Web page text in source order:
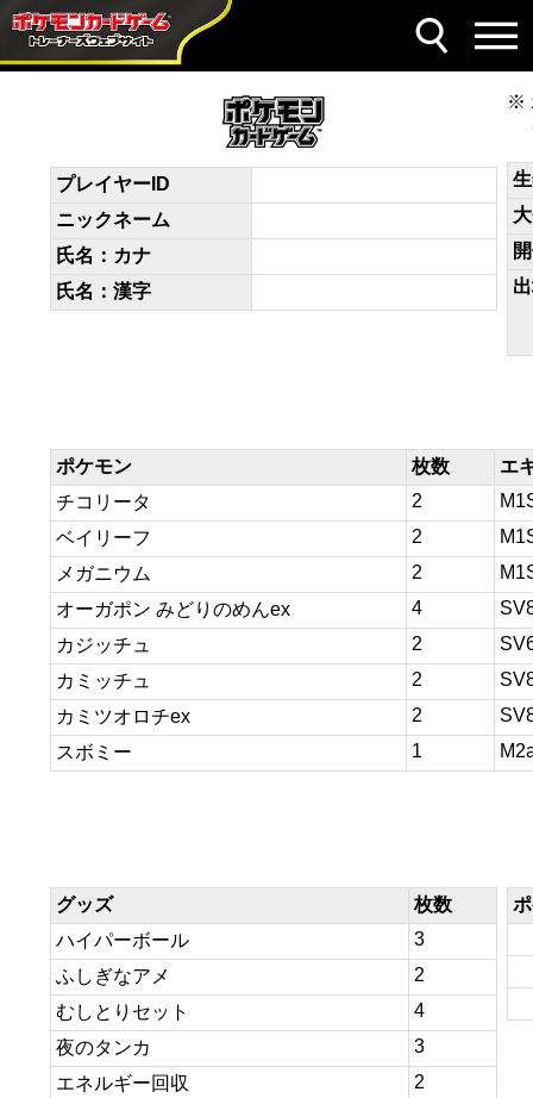
デッキコード
gHLLgn-qQRrTF-9NnLQn
プレイヤーID
ニックネーム
氏名：カナ
氏名：漢字
ポケモン 枚数
エ
チコリータ
2
ベイリーフ
2
メガニウム
2
オーガポン みどりのめんex
4
カジッチュ
2
カミッチュ
2
カミツオロチex
2
スボミー
1
グッズ
枚数
ハイパーボール
3
ふしぎなアメ
2
むしとりセット
4
夜のタンカ
3
エネルギー回収
2